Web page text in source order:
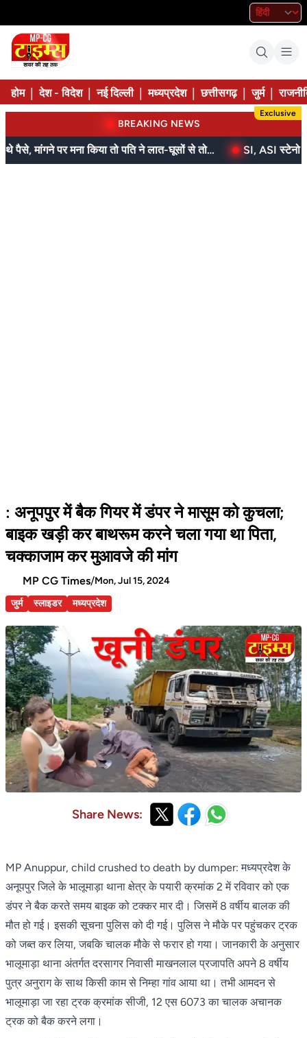
होम देश - विदेश नई दिल्ली मध्यप्रदेश छत्तीसगढ़ जुर्म
BREAKING NEWS
Exclusive
बेटे ने मां को दिए थे पैसे, मांगने पर मना किया तो पति ने लात-घूसों से तोड़ी तिल्ली; गिरफ्तार
: अनूपपुर में बैक गियर में डंपर ने मासूम को कुचला;
बाइक खड़ी कर बाथरूम करने चला गया था पिता,
चक्काजाम कर मुआवजे की मांग
MP CG Times/Mon, Jul 15, 2024
जुर्म
स्लाइडर मध्यप्रदेश
Share News:
MP Anuppur, child crushed to death by dumper: मध्यप्रदेश के
अनूपपुर जिले के भालूमाड़ा थाना क्षेत्र के पयारी क्रमांक 2 में रविवार को एक
डंपर ने बैक करते समय बाइक को टक्कर मार दी। जिसमें 8 वर्षीय बालक की
मौत हो गई। इसकी सूचना पुलिस को दी गई। पुलिस ने मौके पर पहुंचकर ट्रक
को जब्त कर लिया, जबकि चालक मौके से फरार हो गया। जानकारी के अनुसार
भालूमाड़ा थाना अंतर्गत दरसागर निवासी माखनलाल प्रजापति अपने 8 वर्षीय
पुत्र अनुराग के साथ किसी काम से निम्हा गांव आया था। तभी आमदन से
भालूमाड़ा जा रहा ट्रक क्रमांक सीजी, 12 एस 6073 का चालक अचानक
ट्रक को बैक करने लगा।